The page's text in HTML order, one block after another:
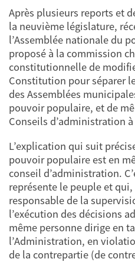
Après plusieurs reports et
la neuvième législature,
l’Assemblée nationale du
proposé à la commission
constitutionnelle de
Constitution pour séparer
des Assemblées
pouvoir populaire, et de
Conseils d’administration
L’explication qui suit
pouvoir populaire est en
conseil d’administration.
représente le peuple et
responsable de la
l’exécution des décisions
même personne dirige en
l’Administration, en
de la contrepartie (de